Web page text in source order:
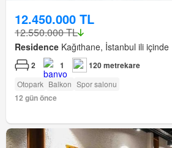
12.450.000 TL
12.550.000 TL
Residence Kağıthane, İstanbul ili içinde
2 1 120 metrekare
Otopark Balkon Spor salonu
12 gün önce